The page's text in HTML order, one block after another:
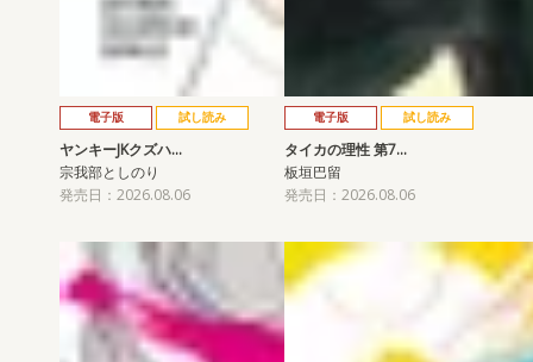
電子版 試し読み
ヤンキーJKクズハ…
宗我部としのり
発売日：2026.08.06
電子版 試し読み
タイカの理性 第7…
板垣巴留
発売日：2026.08.06